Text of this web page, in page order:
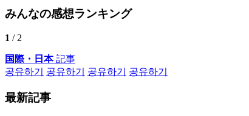
みんなの感想ランキング
1 / 2
国際・日本記事
공유하기
공유하기 공유하기 공유하기
最新記事